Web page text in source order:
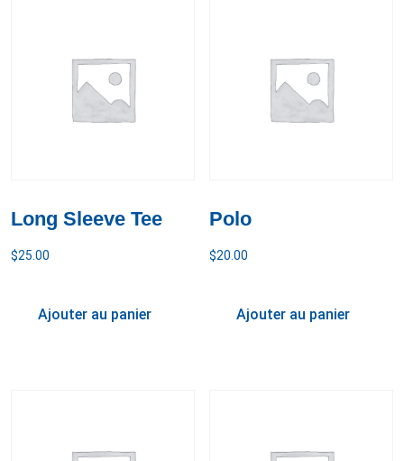
Long Sleeve Tee
$25.00
Ajouter au panier
Polo
$20.00
Ajouter au panier